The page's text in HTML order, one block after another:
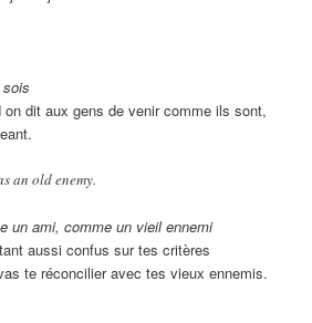
dit aux gens de venir comme ils sont,
an old enemy.
un ami, comme un vieil ennemi
aussi confus sur tes critères
te réconcilier avec tes vieux ennemis.